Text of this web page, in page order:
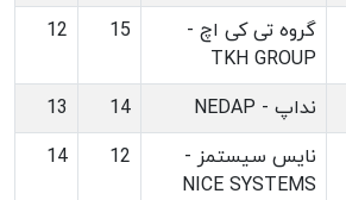
گروه تی کی اچ -
TKH GROUP
15
12
نداپ - NEDAP 14
13
نایس سیستمز -
NICE SYSTEMS
12
14